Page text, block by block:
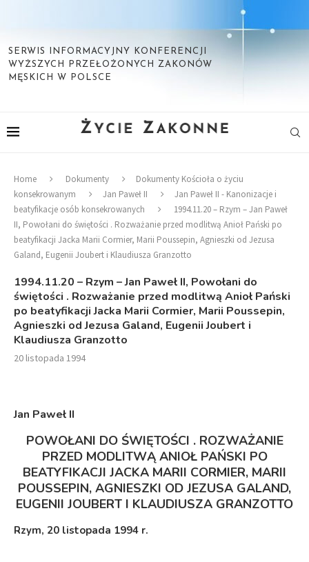
SERWIS INFORMACYJNY KONFERENCJI
WYŻSZYCH PRZEŁOŻONYCH ZAKONÓW
MĘSKICH W POLSCE
Home Dokumenty
Dokumenty Kościoła o życiu
konsekrowanym
Jan Paweł II
Jan Paweł II - Kanonizacje i
beatyfikacje osób konsekrowanych
1994.11.20 – Rzym – Jan Paweł
II, Powołani do świętości . Rozważanie przed modlitwą Anioł Pański po
beatyfikacji Jacka Marii Cormier, Marii Poussepin, Agnieszki od Jezusa
Galand, Eugenii Joubert i Klaudiusza Granzotto
1994.11.20 – Rzym – Jan Paweł II, Powołani do
świętości . Rozważanie przed modlitwą Anioł Pański
po beatyfikacji Jacka Marii Cormier, Marii Poussepin,
Agnieszki od Jezusa Galand, Eugenii Joubert i
Klaudiusza Granzotto
20 listopada 1994
Jan Paweł II
POWOŁANI DO ŚWIĘTOŚCI . ROZWAŻANIE
PRZED MODLITWĄ ANIOŁ PAŃSKI PO
BEATYFIKACJI JACKA MARII CORMIER, MARII
POUSSEPIN, AGNIESZKI OD JEZUSA GALAND,
EUGENII JOUBERT I KLAUDIUSZA GRANZOTTO
Rzym, 20 listopada 1994 r.